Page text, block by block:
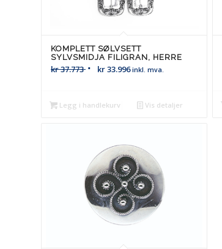
KOMPLETT SØLVSETT
SYLVSMIDJA FILIGRAN, HERRE
kr37.773 kr33.996 inkl. mva.
Legg i handlekurv Vis detaljer